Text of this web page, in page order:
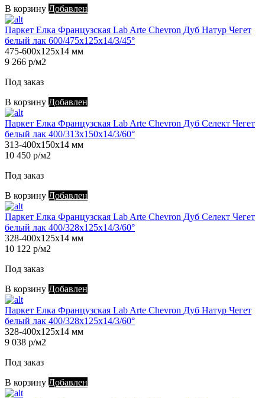
В корзину Добавлен
Паркет Елка Французская Lab Arte Chevron Дуб Натур Чегет
белый лак 600/475х125х14/3/45°
475-600х125х14 мм
9 266 р/м2
Под заказ
В корзину Добавлен
Паркет Елка Французская Lab Arte Chevron Дуб Селект Чегет
белый лак 400/313х150х14/3/60°
313-400х150х14 мм
10 450 р/м2
Под заказ
В корзину Добавлен
Паркет Елка Французская Lab Arte Chevron Дуб Селект Чегет
белый лак 400/328х125х14/3/60°
328-400х125х14 мм
10 122 р/м2
Под заказ
В корзину Добавлен
Паркет Елка Французская Lab Arte Chevron Дуб Натур Чегет
белый лак 400/328х125х14/3/60°
328-400х125х14 мм
9 038 р/м2
Под заказ
В корзину Добавлен